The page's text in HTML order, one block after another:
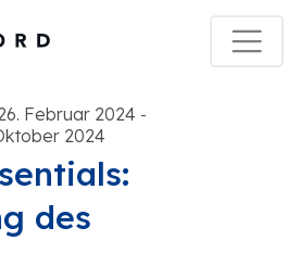
Februar 2024 -
2024
des